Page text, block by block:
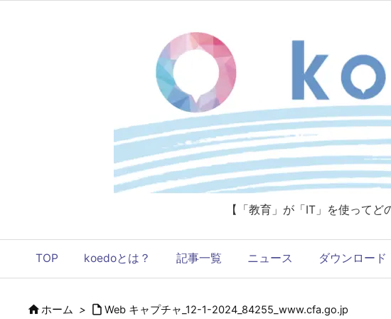
【「教育」が「IT」を使って
TOP koedoとは？ 記事一覧 ニュース ダウンロード
ホーム >  Web キャプチャ_12-1-2024_84255_www.cfa.go.jp